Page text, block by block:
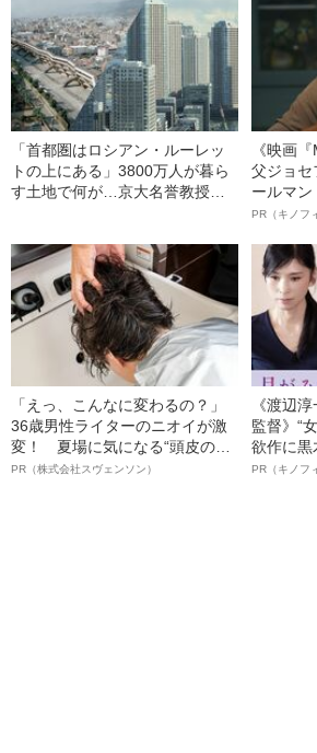
「首都圏はロシアン・ルーレッ
トの上にある」3800万人が暮ら
す土地で何が…京大名誉教授が
《映画
父ジョセ
ールマン
ルインタ
語る”《
PR（キノフ
「えっ、こんなに変わるの？」
36歳男性ライターのニオイが激
変！ 夏場に気になる“頭皮のニ
オイ”や“ベタつき”を解消す
PR（株式会社スヴェンソン）
《渡辺
監督》“
欲作に黒
羊が出演
PR（キノフ